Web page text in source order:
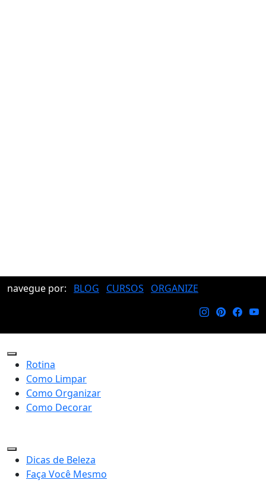
navegue por: BLOG CURSOS ORGANIZE
Rotina
Como Limpar
Como Organizar
Como Decorar
Dicas de Beleza
Faça Você Mesmo